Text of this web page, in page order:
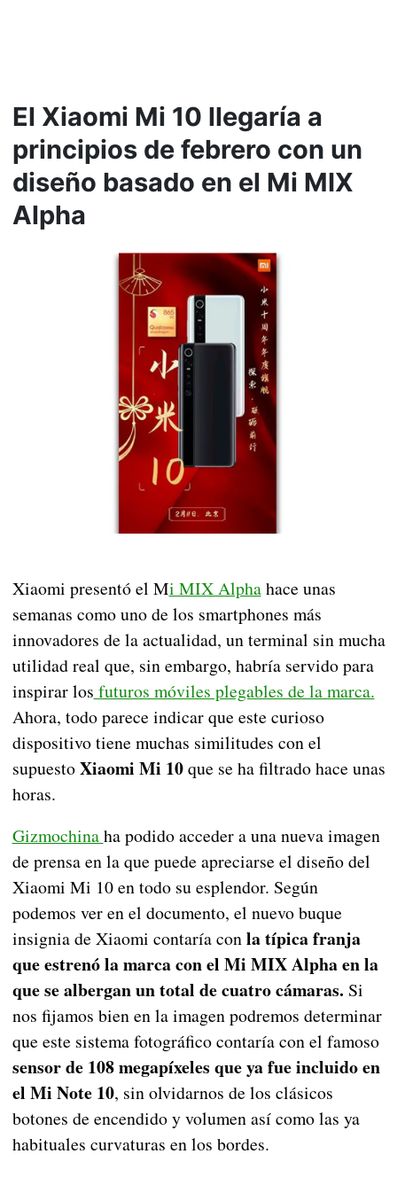
El Xiaomi Mi 10 llegaría a
principios de febrero con un
diseño basado en el Mi MIX
Alpha
Xiaomi presentó el Mi MIX Alphahace unas
semanas como uno de los smartphones más
innovadores de la actualidad, un terminal sin mucha
utilidad real que, sin embargo, habría servido para
inspirar los futuros móviles plegables de la marca.
Ahora, todo parece indicar que este curioso
dispositivo tiene muchas similitudes con el
supuestoXiaomi Mi 10que se ha filtrado hace unas
horas.
Gizmochinaha podido acceder a una nueva imagen
de prensa en la que puede apreciarse el diseño del
Xiaomi Mi 10 en todo su esplendor. Según
podemos ver en el documento, el nuevo buque
insignia de Xiaomi contaría conla típica franja
que estrenó la marca con el Mi MIX Alpha en la
que se albergan un total de cuatro cámaras. Si
nos fijamos bien en la imagen podremos determinar
que este sistema fotográfico contaría con el famoso
sensor de 108 megapíxeles que ya fue incluido en
el Mi Note 10, sin olvidarnos de los clásicos
botones de encendido y volumen así como las ya
habituales curvaturas en los bordes.